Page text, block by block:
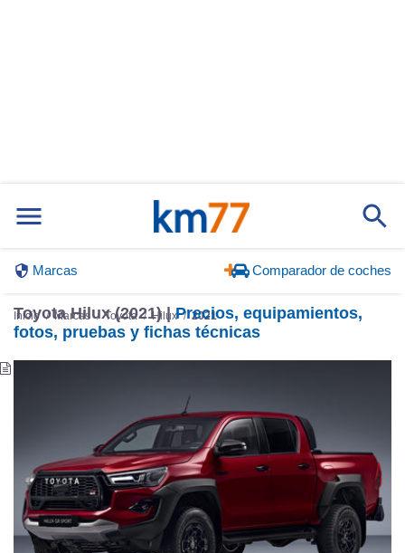
Marcas Comparador de coches
Inicio Marcas Toyota Hilux 2021
Toyota Hilux (2021) |Precios, equipamientos,
fotos, pruebas y fichas técnicas